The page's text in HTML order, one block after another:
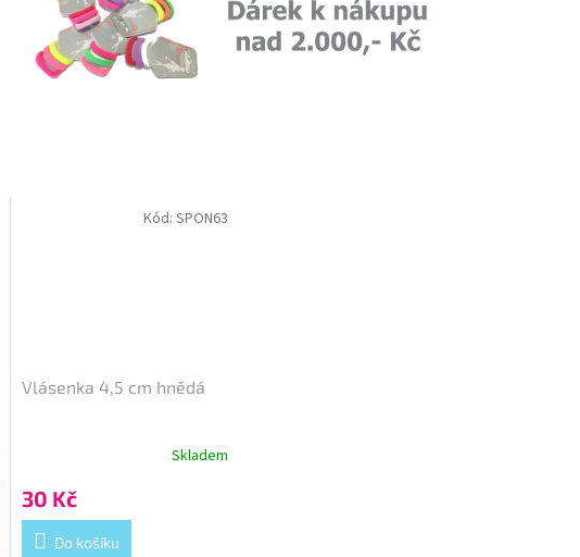
Vlásenka 4,5 cm hnědá
Skladem
30 Kč
Do košíku
Kód:SPON63